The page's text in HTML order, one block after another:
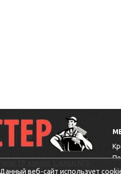
19, корпус 1, вход №3,
Данный веб-сайт использует